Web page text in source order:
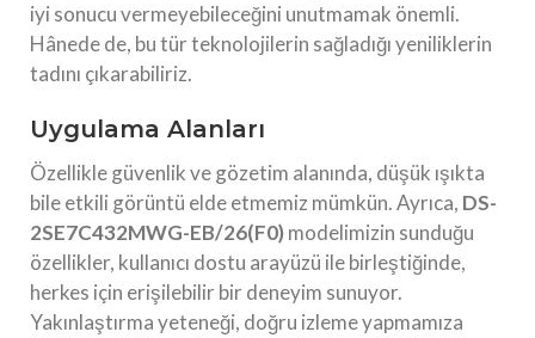
iyi sonucu vermeyebileceğini unutmamak önemli.
Hânede de, bu tür teknolojilerin sağladığı yeniliklerin
tadını çıkarabiliriz.
Uygulama Alanları
Özellikle güvenlik ve gözetim alanında, düşük ışıkta
bile etkili görüntü elde etmemiz mümkün. Ayrıca, DS-
2SE7C432MWG-EB/26(F0) modelimizin sunduğu
özellikler, kullanıcı dostu arayüzü ile birleştiğinde,
herkes için erişilebilir bir deneyim sunuyor.
Yakınlaştırma yeteneği, doğru izleme yapmamıza